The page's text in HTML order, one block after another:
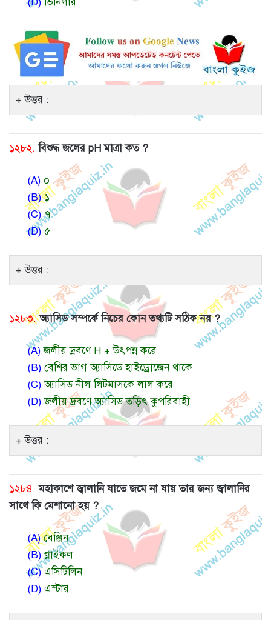
উত্তর :
১২৮২. বিশুদ্ধ জলের pH মাত্রা কত ?
(A) ০
(B)১
(C)৭
(D)৫
উত্তর :
১২৮৩. অ্যাসিড সম্পর্কে নিচের কোন তথ্যটি সঠিক নয় ?
(A)জলীয় দ্রবণে H + উৎপন্ন করে
(B) বেশির ভাগ অ্যাসিডে হাইড্রোজেন থাকে
(C)অ্যাসিড নীল লিটমাসকে লাল করে
(D)জলীয় দ্রবণে অ্যাসিড তড়িৎ কুপরিবাহী
উত্তর :
১২৮৪. মহাকাশে জ্বালানি যাতে জমে না যায় তার জন্য জ্বালানির
সাথে কি মেশানো হয় ?
(A)বেঞ্জিন
(B)গ্লাইকল
(C)এসিটিলিন
(D) এস্টার